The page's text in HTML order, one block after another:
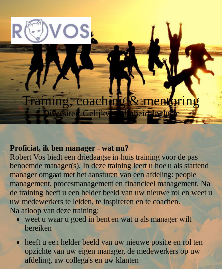
Training, coaching & mentoring
Diversiteit Gelijkwaardigheid Inclusie
Proficiat, ik ben manager - wat nu?
Robert Vos biedt een driedaagse in-huis training voor de pas
benoemde manager(s). In deze training leert u hoe u als startend
manager omgaat met het aansturen van een afdeling: people
management, procesmanagement en financieel management. Na
de training heeft u een helder beeld van uw nieuwe rol en weet u
uw medewerkers te leiden, te inspireren en te coachen.
Na afloop van deze training:
weet u waar u goed in bent en wat u als manager wilt
bereiken
heeft u een helder beeld van uw nieuwe positie en rol ten
opzichte van uw eigen manager, de medewerkers op uw
afdeling, uw collega's en uw klanten